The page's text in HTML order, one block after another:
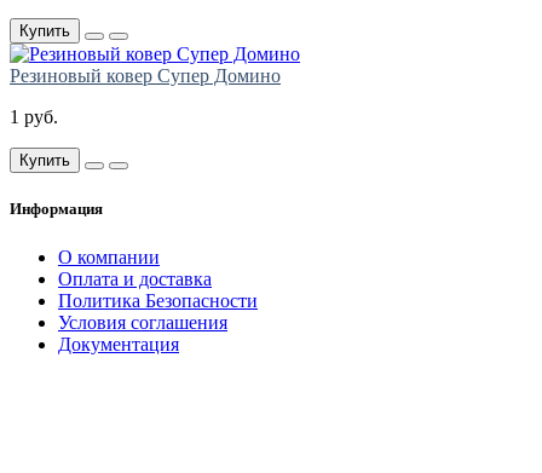
Купить
Резиновый ковер Супер Домино
1 руб.
Купить
Информация
О компании
Оплата и доставка
Политика Безопасности
Условия соглашения
Документация